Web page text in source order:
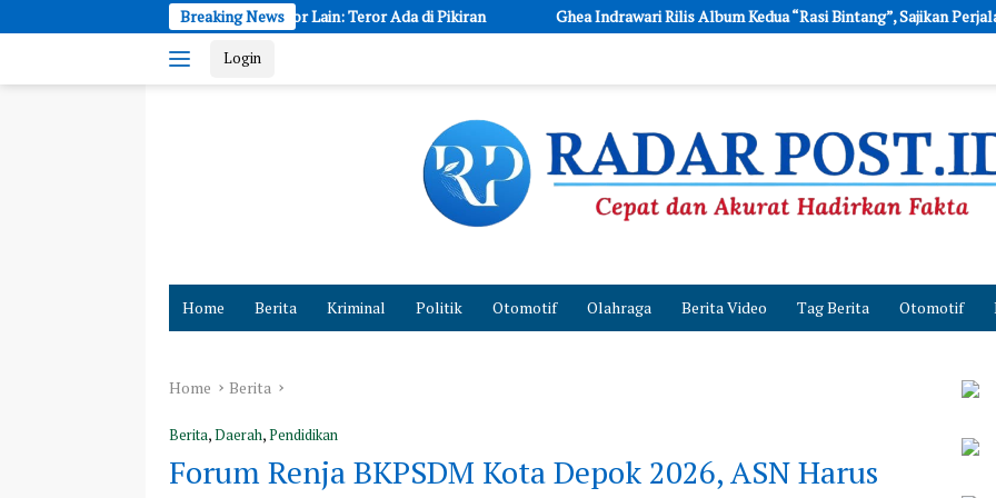
to
Breaking News
Beda dari Horor Lain: Teror Ada di Pikiran Ghea Indrawari Rilis Album Kedua “Rasi Bintang”, Sajikan Perjalanan Cinta dalam
Login
Home Berita Kriminal Politik Otomotif Olahraga Berita Video Tag Berita Otomotif
Home Berita
Berita,Daerah,Pendidikan
Forum Renja BKPSDM Kota Depok 2026, ASN Harus